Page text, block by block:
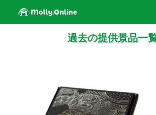
過去の提供景品一